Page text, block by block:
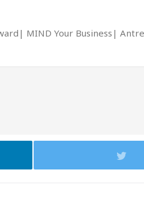
MIND Your Business